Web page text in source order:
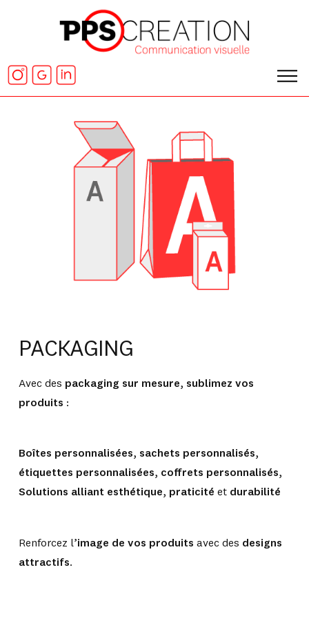
PACKAGING
Avec des packaging sur mesure, sublimez vos
produits :
Boîtes personnalisées, sachets personnalisés,
étiquettes personnalisées, coffrets personnalisés,
Solutions alliant esthétique, praticité et durabilité
Renforcez l’image de vos produits avec des designs
attractifs.